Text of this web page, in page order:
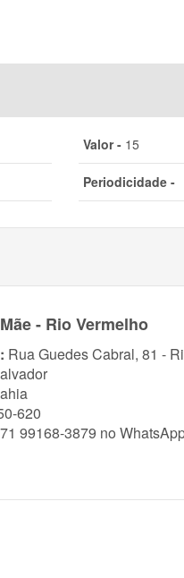
Valor -15
Periodicidade -
- Rio Vermelho
Rua Guedes Cabral, 81 -
620
71 99168-3879 no